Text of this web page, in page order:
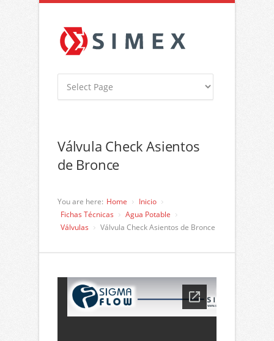
Válvula Check Asientos
de Bronce
You are here: Home
Inicio
Fichas Técnicas
Agua Potable
Válvulas
Válvula Check Asientos de Bronce